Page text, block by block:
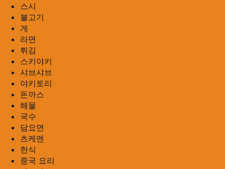
스시
불고기
게
라면
튀김
스키야키
샤브샤브
야키토리
돈까스
해물
국수
담요면
츠케멘
한식
중국 요리